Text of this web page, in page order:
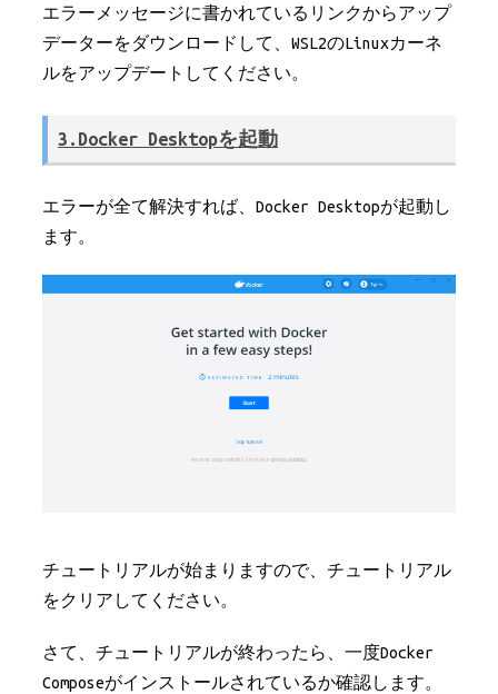
エラーメッセージに書かれているリンクからアップ
データーをダウンロードして、WSL2のLinuxカーネ
ルをアップデートしてください。
3.Docker Desktopを起動
エラーが全て解決すれば、Docker Desktopが起動し
ます。
チュートリアルが始まりますので、チュートリアル
をクリアしてください。
さて、チュートリアルが終わったら、一度Docker
Composeがインストールされているか確認します。